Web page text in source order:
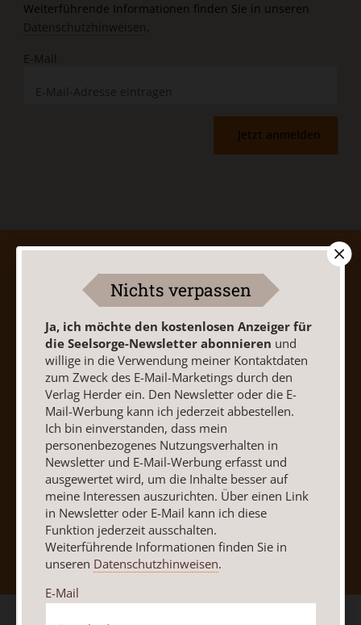
Weiterführende Informationen finden Sie in unseren
Datenschutzhinweisen.
E-Mail
Jetzt anmelden
Barrierefreiheit
Vertrag widerrufen Abo online kündigen
Nach oben
Nichts verpassen
Ja, ich möchte den kostenlosen Anzeiger für
die Seelsorge-Newsletter abonnieren und
willige in die Verwendung meiner Kontaktdaten
zum Zweck des E-Mail-Marketings durch den
Verlag Herder ein. Den Newsletter oder die E-
Mail-Werbung kann ich jederzeit abbestellen.
Ich bin einverstanden, dass mein
personenbezogenes Nutzungsverhalten in
Newsletter und E-Mail-Werbung erfasst und
ausgewertet wird, um die Inhalte besser auf
meine Interessen auszurichten. Über einen Link
in Newsletter oder E-Mail kann ich diese
Funktion jederzeit ausschalten.
Weiterführende Informationen finden Sie in
unseren Datenschutzhinweisen.
E-Mail